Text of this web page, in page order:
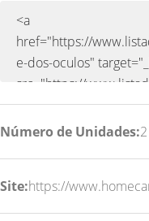
Número de Unidades:2
Site:https://